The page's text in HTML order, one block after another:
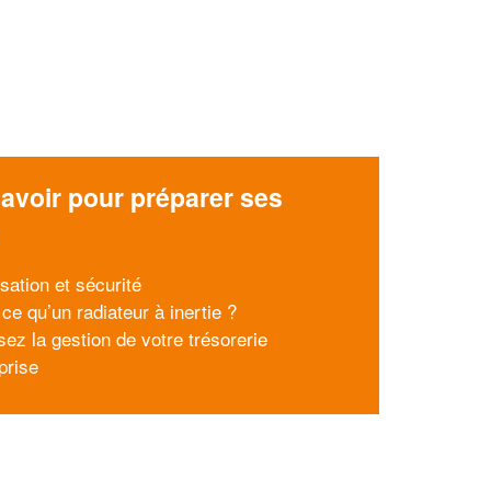
pour préparer ses
et sécurité
qu’un radiateur à inertie ?
la gestion de votre trésorerie